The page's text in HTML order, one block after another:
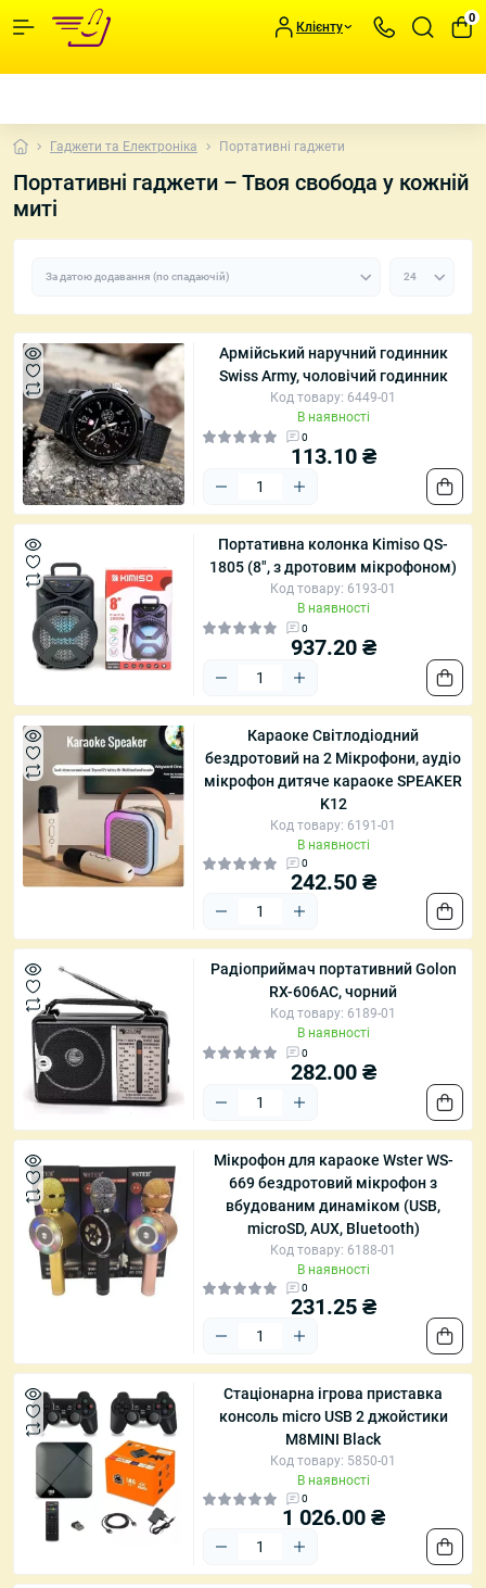
Клієнту
0
Гаджети та Електроніка Портативні гаджети
Портативні гаджети – Твоя свобода у кожній
миті
Армійський наручний годинник
Swiss Army, чоловічий годинник
Код товару: 6449-01
В наявності
0
113.10 ₴
Портативна колонка Kimiso QS-
1805 (8", з дротовим мікрофоном)
Код товару: 6193-01
В наявності
0
937.20 ₴
Караоке Світлодіодний
бездротовий на 2 Мікрофони, аудіо
мікрофон дитяче караоке SPEAKER
K12
Код товару: 6191-01
В наявності
0
242.50 ₴
Радіоприймач портативний Golon
RX-606AC, чорний
Код товару: 6189-01
В наявності
0
282.00 ₴
Мікрофон для караоке Wster WS-
669 бездротовий мікрофон з
вбудованим динаміком (USB,
microSD, AUX, Bluetooth)
Код товару: 6188-01
В наявності
0
231.25 ₴
Стаціонарна ігрова приставка
консоль micro USB 2 джойстики
M8MINI Black
Код товару: 5850-01
В наявності
0
1 026.00 ₴